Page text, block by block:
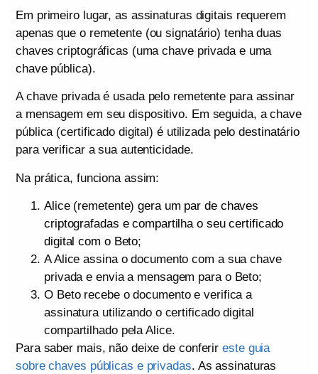
Em primeiro lugar, as assinaturas digitais requerem
apenas que o remetente (ou signatário) tenha duas
chaves criptográficas (uma chave privada e uma
chave pública).
A chave privada é usada pelo remetente para assinar
a mensagem em seu dispositivo. Em seguida, a chave
pública (certificado digital) é utilizada pelo destinatário
para verificar a sua autenticidade.
Na prática, funciona assim:
Alice (remetente)gera um par de chaves
criptografadas e compartilha o seu certificado
digital com o Beto;
A Alice assina o documento com a sua chave
privada e envia a mensagem para o Beto;
O Beto recebe o documento e verifica a
assinatura utilizando o certificado digital
compartilhado pela Alice.
Para saber mais, não deixe de conferir este guia
sobre chaves públicas e privadas. As assinaturas